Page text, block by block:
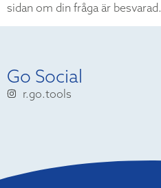
sidan om din fråga är besvarad.
Go Social
r.go.tools